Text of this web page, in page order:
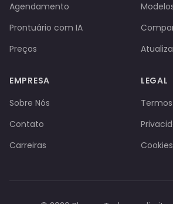
Agendamento
Prontuário com IA
Preços
EMPRESA
Sobre Nós
Contato
Carreiras
LEGAL
Cookies